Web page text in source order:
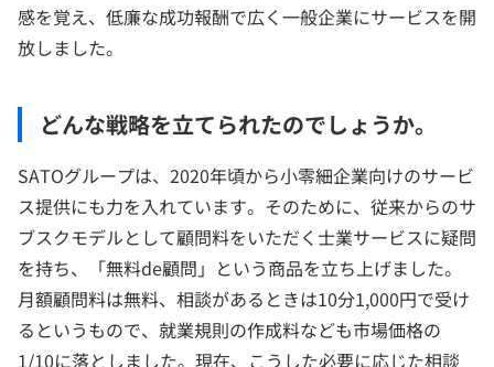
感を覚え、低廉な成功報酬で広く一般企業にサービスを開
放しました。
どんな戦略を立てられたのでしょうか。
SATOグループは、2020年頃から小零細企業向けのサービ
ス提供にも力を入れています。そのために、従来からのサ
ブスクモデルとして顧問料をいただく士業サービスに疑問
を持ち、「無料de顧問」という商品を立ち上げました。
月額顧問料は無料、相談があるときは10分1,000円で受け
るというもので、就業規則の作成料なども市場価格の
1/10に落としました。現在、こうした必要に応じた相談